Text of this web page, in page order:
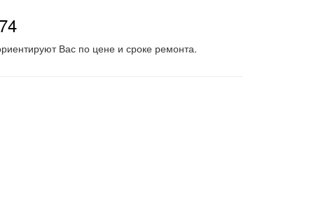
Вас по цене и сроке ремонта.